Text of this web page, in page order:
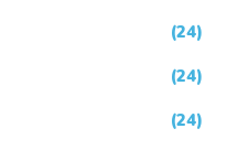
(24)
(24)
(24)